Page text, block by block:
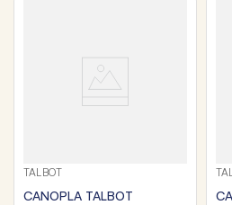
TALBOT
CANOPLA TALBOT